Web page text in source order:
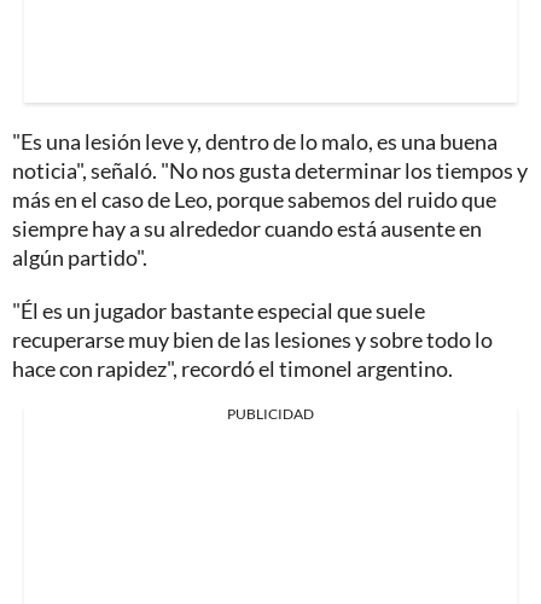
"Es una lesión leve y, dentro de lo malo, es una buena
noticia", señaló. "No nos gusta determinar los tiempos y
más en el caso de Leo, porque sabemos del ruido que
siempre hay a su alrededor cuando está ausente en
algún partido".
"Él es un jugador bastante especial que suele
recuperarse muy bien de las lesiones y sobre todo lo
hace con rapidez", recordó el timonel argentino.
PUBLICIDAD